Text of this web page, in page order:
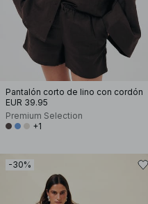
Pantalón corto de lino con cordón
EUR 39.95
Premium Selection
+1
-30%